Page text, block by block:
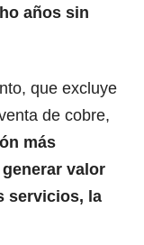
años sin
que excluye
de cobre,
más
valor
servicios, la